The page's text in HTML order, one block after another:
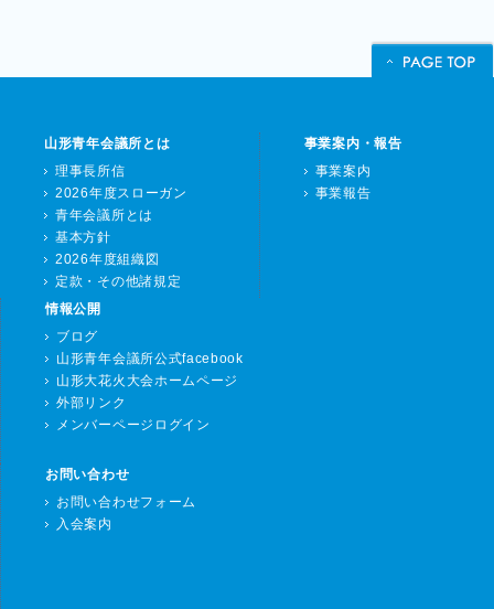
山形青年会議所とは
理事長所信
2026年度スローガン
青年会議所とは
基本方針
2026年度組織図
定款・その他諸規定
事業案内・報告
事業案内
事業報告
情報公開
ブログ
山形青年会議所公式facebook
山形大花火大会ホームページ
外部リンク
メンバーページログイン
お問い合わせ
お問い合わせフォーム
入会案内